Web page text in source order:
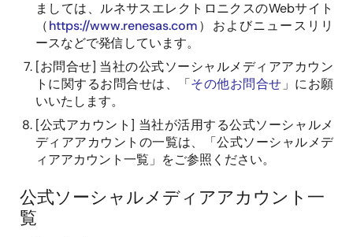
ましては、ルネサスエレクトロニクスのWebサイト
（https://www.renesas.com）およびニュースリリ
ースなどで発信しています。
[お問合せ] 当社の公式ソーシャルメディアアカウン
トに関するお問合せは、「その他お問合せ 」にお願
いいたします。
[公式アカウント ] 当社が活用する公式ソーシャルメ
ディアアカウントの一覧は、「公式ソーシャルメデ
ィアアカウント一覧」をご参照ください。
公式ソーシャルメディアアカウント一
覧